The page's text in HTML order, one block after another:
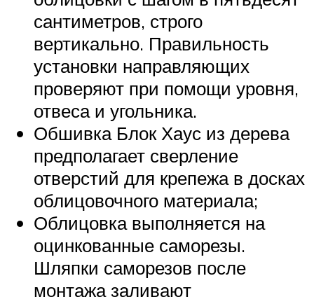
сантиметров, строго
вертикально. Правильность
установки направляющих
проверяют при помощи уровня,
отвеса и угольника.
Обшивка Блок Хаус из дерева
предполагает сверление
отверстий для крепежа в досках
облицовочного материала;
Облицовка выполняется на
оцинкованные саморезы.
Шляпки саморезов после
монтажа заливают